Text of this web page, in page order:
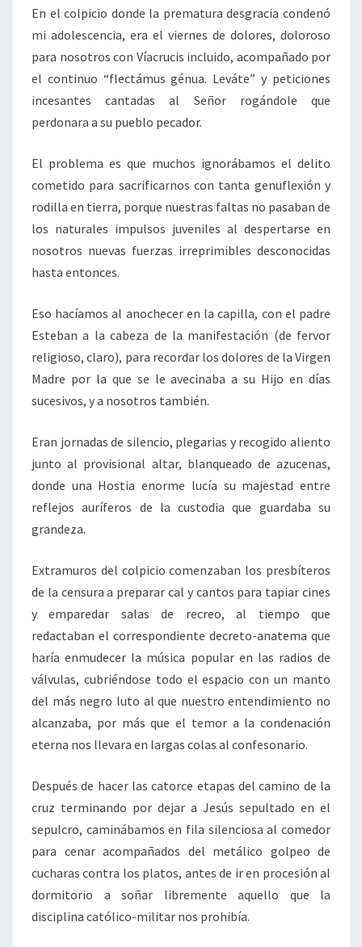
En el colpicio donde la prematura desgracia condenó
mi adolescencia, era el viernes de dolores, doloroso
para nosotros con Víacrucis incluido, acompañado por
el continuo “flectámus génua. Leváte” y peticiones
incesantes cantadas al Señor rogándole que
perdonara a su pueblo pecador.
El problema es que muchos ignorábamos el delito
cometido para sacrificarnos con tanta genuflexión y
rodilla en tierra, porque nuestras faltas no pasaban de
los naturales impulsos juveniles al despertarse en
nosotros nuevas fuerzas irreprimibles desconocidas
hasta entonces.
Eso hacíamos al anochecer en la capilla, con el padre
Esteban a la cabeza de la manifestación (de fervor
religioso, claro), para recordar los dolores de la Virgen
Madre por la que se le avecinaba a su Hijo en días
sucesivos, y a nosotros también.
Eran jornadas de silencio, plegarias y recogido aliento
junto al provisional altar, blanqueado de azucenas,
donde una Hostia enorme lucía su majestad entre
reflejos auríferos de la custodia que guardaba su
grandeza.
Extramuros del colpicio comenzaban los presbíteros
de la censura a preparar cal y cantos para tapiar cines
y emparedar salas de recreo, al tiempo que
redactaban el correspondiente decreto-anatema que
haría enmudecer la música popular en las radios de
válvulas, cubriéndose todo el espacio con un manto
del más negro luto al que nuestro entendimiento no
alcanzaba, por más que el temor a la condenación
eterna nos llevara en largas colas al confesonario.
Después de hacer las catorce etapas del camino de la
cruz terminando por dejar a Jesús sepultado en el
sepulcro, caminábamos en fila silenciosa al comedor
para cenar acompañados del metálico golpeo de
cucharas contra los platos, antes de ir en procesión al
dormitorio a soñar libremente aquello que la
disciplina católico-militar nos prohibía.